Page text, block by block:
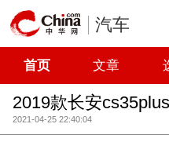
汽车
首页 文章
2019款长安
2021-04-25 22:40:04